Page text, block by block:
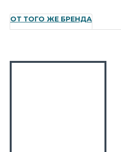
ОТ ТОГО ЖЕ БРЕНДА